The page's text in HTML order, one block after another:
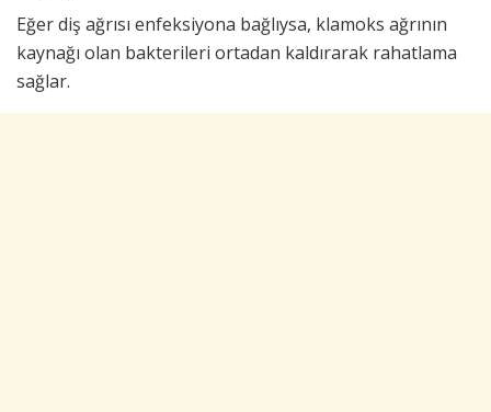
Eğer diş ağrısı enfeksiyona bağlıysa, klamoks ağrının
kaynağı olan bakterileri ortadan kaldırarak rahatlama
sağlar.